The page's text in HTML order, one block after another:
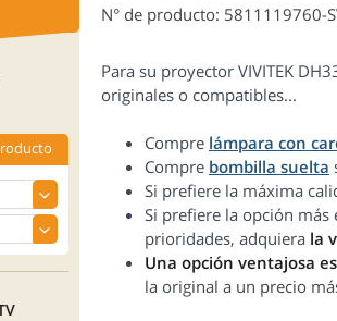
N° de producto: 5811119760-
Para su proyector VIVITEK
originales o compatibles...
Compre lámpara con
Compre bombilla suelta
Si prefiere la máxima
Si prefiere la opción
prioridades, adquiera la
Una opción ventajosa
la original a un precio